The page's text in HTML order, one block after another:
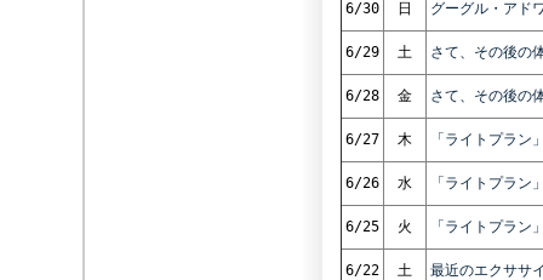
6/30 日 グーグル・アド
6/29 土 さて、その後の
6/28 金 さて、その後の
6/27 木 「ライトプラン
6/26 水 「ライトプラン
6/25 火 「ライトプラン
6/22 土 最近のエクササ